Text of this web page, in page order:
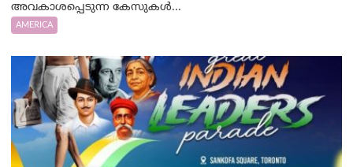
അവകാശപ്പെടുന്ന കേസുകൾ...
AMERICA